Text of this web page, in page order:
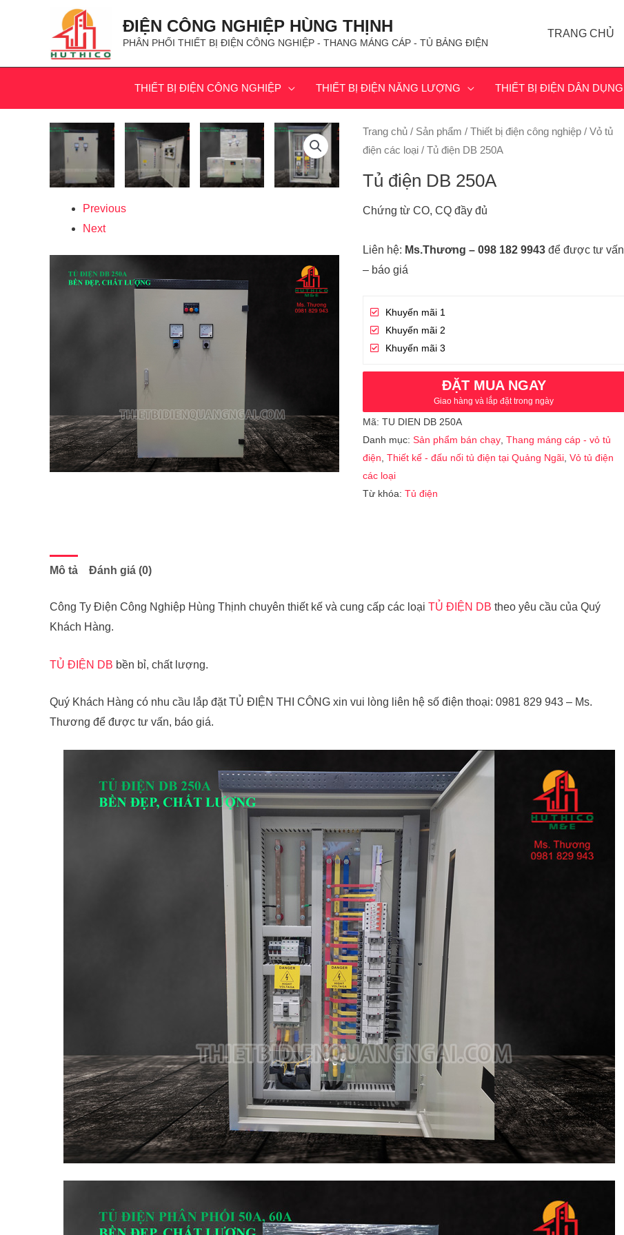
ĐIỆN CÔNG NGHIỆP HÙNG THỊNH
PHÂN PHỐI THIẾT BỊ ĐIỆN CÔNG NGHIỆP - THANG MÁNG CÁP - TỦ BẢNG ĐIỆN
TRANG CHỦ
THIẾT BỊ ĐIỆN CÔNG NGHIỆP THIẾT BỊ ĐIỆN NĂNG LƯỢNG THIẾT BỊ ĐIỆN DÂN DỤNG
Previous
Next
Trang chủ/ Sản phẩm / Thiết bị điện công nghiệp/ Vỏ tủ
điện các loại/ Tủ điện DB 250A
Tủ điện DB 250A
Chứng từ CO, CQ đầy đủ
Liên hệ: Ms.Thương – 098 182 9943 để được tư vấn
– báo giá
Khuyến mãi 1
Khuyến mãi 2
Khuyến mãi 3
ĐẶT MUA NGAY
Giao hàng và lắp đặt trong ngày
Mã: TU DIEN DB 250A
Danh mục: Sản phẩm bán chạy, Thang máng cáp - vỏ tủ
điện, Thiết kế - đấu nối tủ điện tại Quảng Ngãi, Vỏ tủ điện
các loại
Từ khóa: Tủ điện
Mô tả Đánh giá (0)
Công Ty Điện Công Nghiệp Hùng Thịnh chuyên thiết kế và cung cấp các loại TỦ ĐIỆN DB theo yêu cầu của Quý
Khách Hàng.
TỦ ĐIỆN DB bền bỉ, chất lượng.
Quý Khách Hàng có nhu cầu lắp đặt TỦ ĐIỆN THI CÔNG xin vui lòng liên hệ số điện thoại: 0981 829 943 – Ms.
Thương để được tư vấn, báo giá.